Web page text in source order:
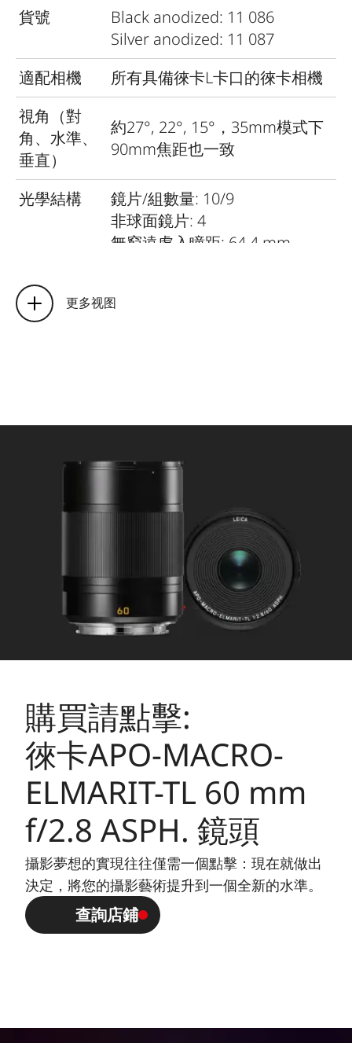
貨號
Black anodized: 11 086
Silver anodized: 11 087
適配相機
所有具備徠卡L卡口的徠卡相機
視角（對
角、水準、
垂直）
約27°, 22°, 15°，35mm模式下
90mm焦距也一致
光學結構
鏡片/組數量: 10/9
非球面鏡片: 4
無窮遠處入瞳距: 64.4 mm
焦距設置
相機功能表設定模式選擇: 在自
電子控制光圈，可通過相機轉
最小值：f/32
濾鏡卡口/
遮光罩
遮光罩外接卡口（包含卡
口），內為E60螺旋紋，遮光罩
不可旋轉
尺寸與重量
卡口長度：約89/134 mm（不
含/含遮光罩）
最大直徑：approx. 68/81
mm（不含/含遮光罩）
重量：約320/387g（不含/含遮
光罩）
更多视图
購買請點擊:
徠卡APO-MACRO-
ELMARIT-TL 60 mm
f/2.8 ASPH. 鏡頭
攝影夢想的實現往往僅需一個點擊：現在就做出
決定，將您的攝影藝術提升到一個全新的水準。
查詢店鋪